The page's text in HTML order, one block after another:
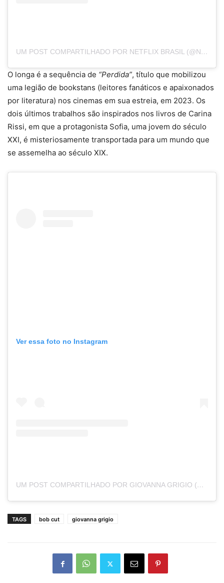
UM POST COMPARTILHADO POR NETFLIX BRASIL (@NETFLIXBRASIL)
O longa é a sequência de “Perdida”, título que mobilizou
uma legião de bookstans (leitores fanáticos e apaixonados
por literatura) nos cinemas em sua estreia, em 2023. Os
dois últimos trabalhos são inspirados nos livros de Carina
Rissi, em que a protagonista Sofia, uma jovem do século
XXI, é misteriosamente transportada para um mundo que
se assemelha ao século XIX.
Ver essa foto no Instagram
UM POST COMPARTILHADO POR GIOVANNA GRIGIO (@GIGIGRIGIO)
TAGS bob cut giovanna grigio